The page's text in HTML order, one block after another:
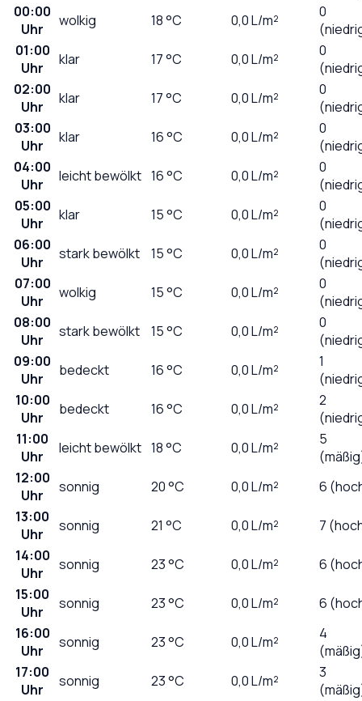
00:00
Uhr
wolkig 18°C 0,0L/m²
0
01:00
Uhr
klar 17°C 0,0L/m²
0
02:00
Uhr
klar 17°C 0,0L/m²
0
03:00
Uhr
klar 16°C 0,0L/m²
0
04:00
Uhr
leicht bewölkt 16°C 0,0L/m²
0
05:00
Uhr
klar 15°C 0,0L/m²
0
06:00
Uhr
stark bewölkt 15°C 0,0L/m²
0
07:00
Uhr
wolkig 15°C 0,0L/m²
0
08:00
Uhr
stark bewölkt 15°C 0,0L/m²
0
09:00
Uhr
bedeckt 16°C 0,0L/m²
1
10:00
Uhr
bedeckt 16°C 0,0L/m²
2
11:00
Uhr
leicht bewölkt 18°C 0,0L/m²
5
12:00
Uhr
sonnig 20°C 0,0L/m²
6
13:00
Uhr
sonnig 21 °C 0,0L/m²
7
14:00
Uhr
sonnig 23°C 0,0L/m²
6
15:00
Uhr
sonnig 23°C 0,0L/m²
6
16:00
Uhr
sonnig 23°C 0,0L/m²
4
17:00
Uhr
sonnig 23°C 0,0L/m²
3